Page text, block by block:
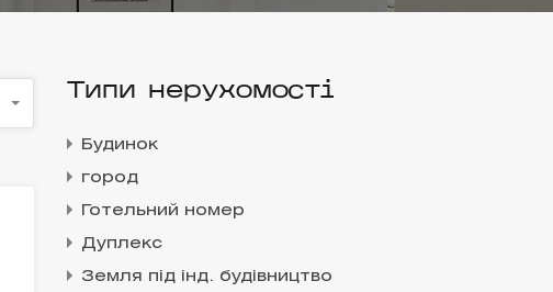
Типи нерухомості
Будинок
город
Готельний номер
Дуплекс
Земля під інд. будівництво